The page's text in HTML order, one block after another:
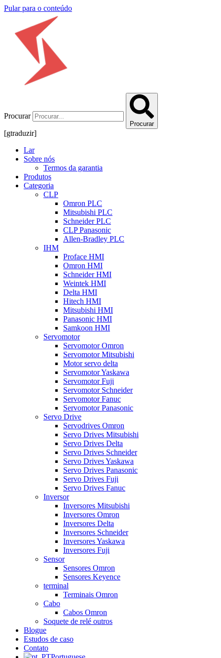
Pular para o conteúdo
Procurar
Procurar
[gtraduzir]
Lar
Sobre nós
Termos da garantia
Produtos
Categoria
CLP
Omron PLC
Mitsubishi PLC
Schneider PLC
CLP Panasonic
Allen-Bradley PLC
IHM
Proface HMI
Omron HMI
Schneider HMI
Weintek HMI
Delta HMI
Hitech HMI
Mitsubishi HMI
Panasonic HMI
Samkoon HMI
Servomotor
Servomotor Omron
Servomotor Mitsubishi
Motor servo delta
Servomotor Yaskawa
Servomotor Fuji
Servomotor Schneider
Servomotor Fanuc
Servomotor Panasonic
Servo Drive
Servodrives Omron
Servo Drives Mitsubishi
Servo Drives Delta
Servo Drives Schneider
Servo Drives Yaskawa
Servo Drives Panasonic
Servo Drives Fuji
Servo Drives Fanuc
Inversor
Inversores Mitsubishi
Inversores Omron
Inversores Delta
Inversores Schneider
Inversores Yaskawa
Inversores Fuji
Sensor
Sensores Omron
Sensores Keyence
terminal
Terminais Omron
Cabo
Cabos Omron
Soquete de relé outros
Blogue
Estudos de caso
Contato